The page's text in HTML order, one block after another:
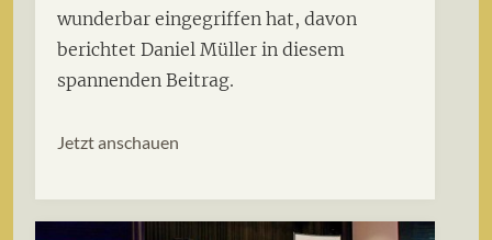
wunderbar eingegriffen hat, davon
berichtet Daniel Müller in diesem
spannenden Beitrag.
Jetzt anschauen